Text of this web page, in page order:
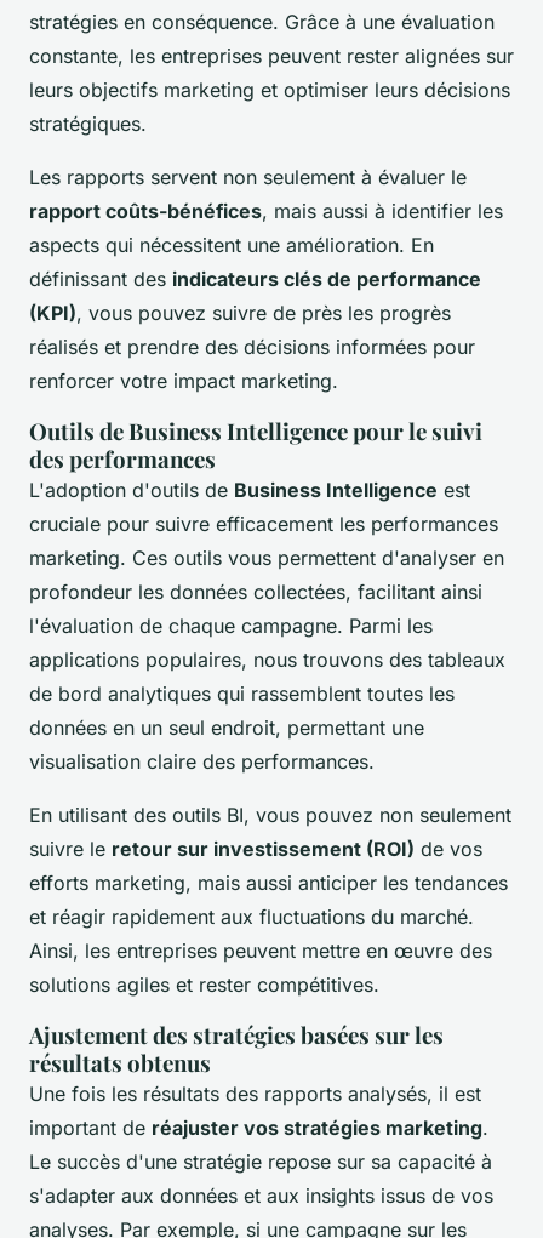
stratégies en conséquence. Grâce à une évaluation
constante, les entreprises peuvent rester alignées sur
leurs objectifs marketing et optimiser leurs décisions
stratégiques.
Les rapports servent non seulement à évaluer le
rapport coûts-bénéfices, mais aussi à identifier les
aspects qui nécessitent une amélioration. En
définissant des indicateurs clés de performance
(KPI), vous pouvez suivre de près les progrès
réalisés et prendre des décisions informées pour
renforcer votre impact marketing.
Outils de Business Intelligence pour le suivi
des performances
L'adoption d'outils de Business Intelligence est
cruciale pour suivre efficacement les performances
marketing. Ces outils vous permettent d'analyser en
profondeur les données collectées, facilitant ainsi
l'évaluation de chaque campagne. Parmi les
applications populaires, nous trouvons des tableaux
de bord analytiques qui rassemblent toutes les
données en un seul endroit, permettant une
visualisation claire des performances.
En utilisant des outils BI, vous pouvez non seulement
suivre le retour sur investissement (ROI) de vos
efforts marketing, mais aussi anticiper les tendances
et réagir rapidement aux fluctuations du marché.
Ainsi, les entreprises peuvent mettre en œuvre des
solutions agiles et rester compétitives.
Ajustement des stratégies basées sur les
résultats obtenus
Une fois les résultats des rapports analysés, il est
important de réajuster vos stratégies marketing.
Le succès d'une stratégie repose sur sa capacité à
s'adapter aux données et aux insights issus de vos
analyses. Par exemple, si une campagne sur les